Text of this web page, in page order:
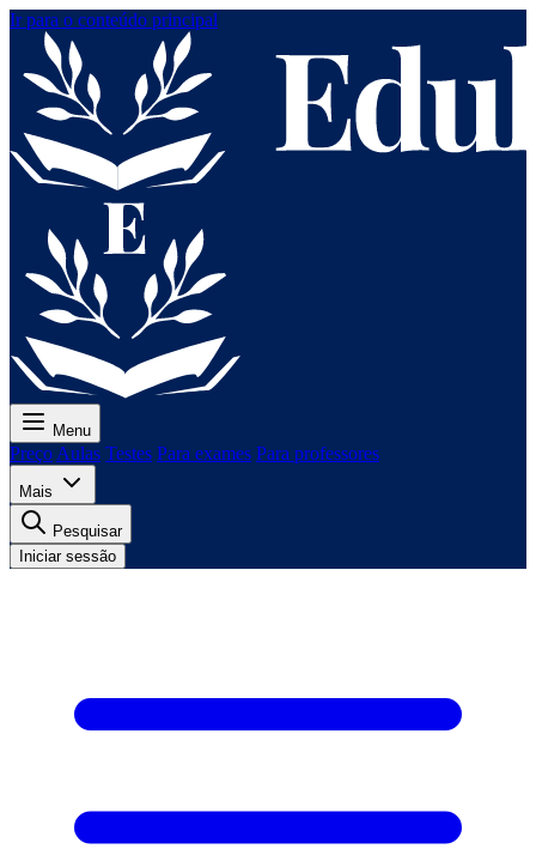
Ir para o conteúdo principal
Menu
Preço Aulas Testes Para exames Para professores
Mais
Pesquisar
Iniciar sessão